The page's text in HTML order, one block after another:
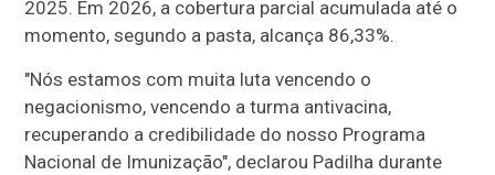
2025. Em 2026, a cobertura parcial acumulada até o
momento, segundo a pasta, alcança 86,33%.
"Nós estamos com muita luta vencendo o
negacionismo, vencendo a turma antivacina,
recuperando a credibilidade do nosso Programa
Nacional de Imunização", declarou Padilha durante